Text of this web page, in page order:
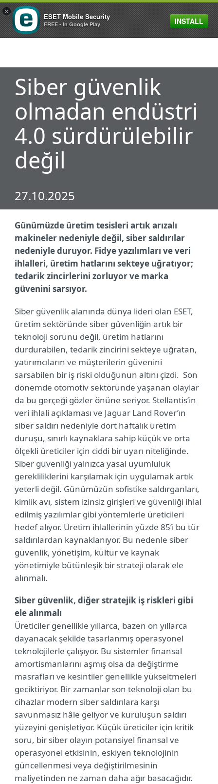
MENU
Siber güvenlik
olmadan endüstri
4.0 sürdürülebilir
değil
27.10.2025
Günümüzde üretim tesisleri artık arızalı
makineler nedeniyle değil, siber saldırılar
nedeniyle duruyor. Fidye yazılımları ve veri
ihlalleri, üretim hatlarını sekteye uğratıyor;
tedarik zincirlerini zorluyor ve marka
güvenini sarsıyor.
Siber güvenlik alanında dünya lideri olan ESET,
üretim sektöründe siber güvenliğin artık bir
teknoloji sorunu değil, üretim hatlarını
durdurabilen, tedarik zincirini sekteye uğratan,
yatırımcıların ve müşterilerin güvenini
sarsabilen bir iş riski olduğunun altını çizdi. Son
dönemde otomotiv sektöründe yaşanan olaylar
da bu gerçeği gözler önüne seriyor. Stellantis’in
veri ihlali açıklaması ve Jaguar Land Rover’ın
siber saldırı nedeniyle dört haftalık üretim
duruşu, sınırlı kaynaklara sahip küçük ve orta
ölçekli üreticiler için ciddi bir uyarı niteliğinde.
Siber güvenliği yalnızca yasal uyumluluk
gerekliliklerini karşılamak için uygulamak artık
yeterli değil. Günümüzün sofistike saldırganları,
kimlik avı, sistem izinsiz girişleri ve güvenliği ihlal
edilmiş yazılımlar gibi yöntemlerle üreticileri
hedef alıyor. Üretim ihlallerinin yüzde 85’i bu tür
saldırılardan kaynaklanıyor. Bu nedenle siber
güvenlik, yönetişim, kültür ve kaynak
yönetimiyle bütünleşik bir strateji olarak ele
alınmalı.
Siber güvenlik, diğer stratejik iş riskleri gibi
ele alınmalı
Üreticiler genellikle yıllarca, bazen on yıllarca
dayanacak şekilde tasarlanmış operasyonel
teknolojilerle çalışıyor. Bu sistemler finansal
amortismanlarını aşmış olsa da değiştirme
masrafları ve kesintiler genellikle yükseltmeleri
geciktiriyor. Bir zamanlar son teknoloji olan bu
cihazlar modern siber saldırılara karşı
savunmasız hâle geliyor ve kuruluşun saldırı
yüzeyini genişletiyor. Küçük üreticiler için kritik
soru, bir siber olayın potansiyel finansal ve
operasyonel etkisinin, eskiyen teknolojinin
güncellenmesi veya değiştirilmesinin
maliyetinden ne zaman daha ağır basacağıdır.
×
ESET Mobile Security
FREE - In Google Play INSTALL